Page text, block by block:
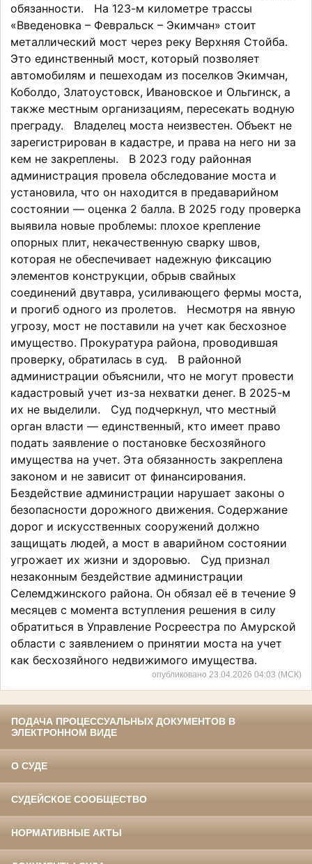
обязанности. На 123-м километре трассы
«Введеновка – Февральск – Экимчан» стоит
металлический мост через реку Верхняя Стойба.
Это единственный мост, который позволяет
автомобилям и пешеходам из поселков Экимчан,
Коболдо, Златоустовск, Ивановское и Ольгинск, а
также местным организациям, пересекать водную
преграду. Владелец моста неизвестен. Объект не
зарегистрирован в кадастре, и права на него ни за
кем не закреплены. В 2023 году районная
администрация провела обследование моста и
установила, что он находится в предаварийном
состоянии — оценка 2 балла. В 2025 году проверка
выявила новые проблемы: плохое крепление
опорных плит, некачественную сварку швов,
которая не обеспечивает надежную фиксацию
элементов конструкции, обрыв свайных
соединений двутавра, усиливающего фермы моста,
и прогиб одного из пролетов. Несмотря на явную
угрозу, мост не поставили на учет как бесхозное
имущество. Прокуратура района, проводившая
проверку, обратилась в суд. В районной
администрации объяснили, что не могут провести
кадастровый учет из-за нехватки денег. В 2025-м
их не выделили. Суд подчеркнул, что местный
орган власти — единственный, кто имеет право
подать заявление о постановке бесхозяйного
имущества на учет. Эта обязанность закреплена
законом и не зависит от финансирования.
Бездействие администрации нарушает законы о
безопасности дорожного движения. Содержание
дорог и искусственных сооружений должно
защищать людей, а мост в аварийном состоянии
угрожает их жизни и здоровью. Суд признал
незаконным бездействие администрации
Селемджинского района. Он обязал её в течение 9
месяцев с момента вступления решения в силу
обратиться в Управление Росреестра по Амурской
области с заявлением о принятии моста на учет
как бесхозяйного недвижимого имущества.
опубликовано 23.04.2026 04:03 (МСК)
ПОДАЧА ПРОЦЕССУАЛЬНЫХ ДОКУМЕНТОВ В
ЭЛЕКТРОННОМ ВИДЕ
О СУДЕ
СУДЕЙСКОЕ СООБЩЕСТВО
НОРМАТИВНЫЕ АКТЫ